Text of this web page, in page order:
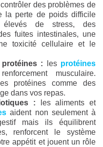
des problèmes de
la perte de poids difficile
élevés de stress, des
fuites intestinales, une
toxicité cellulaire et le
: les protéines
musculaire.
protéines comme des
dans vos repas.
:
les aliments et
aident non seulement à
mais ils équilibrent
renforcent le système
appétit et jouent un rôle